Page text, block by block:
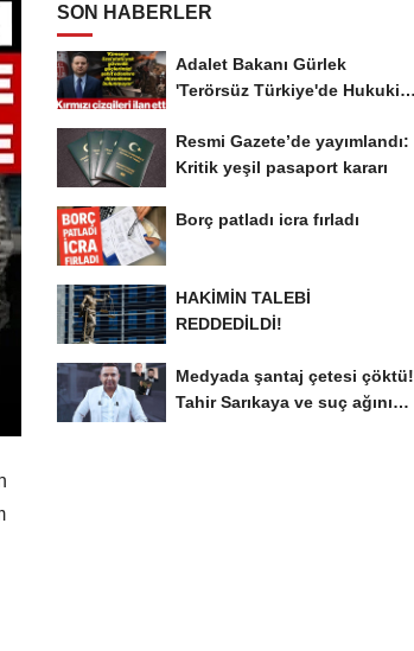
SON HABERLER
Adalet Bakanı Gürlek
'Terörsüz Türkiye'de Hukuki
Resmi Gazete’de yayımlandı:
Kritik yeşil pasaport kararı
Borç patladı icra fırladı
HAKİMİN TALEBİ
REDDEDİLDİ!
Medyada şantaj çetesi çöktü!
Tahir Sarıkaya ve suç ağının